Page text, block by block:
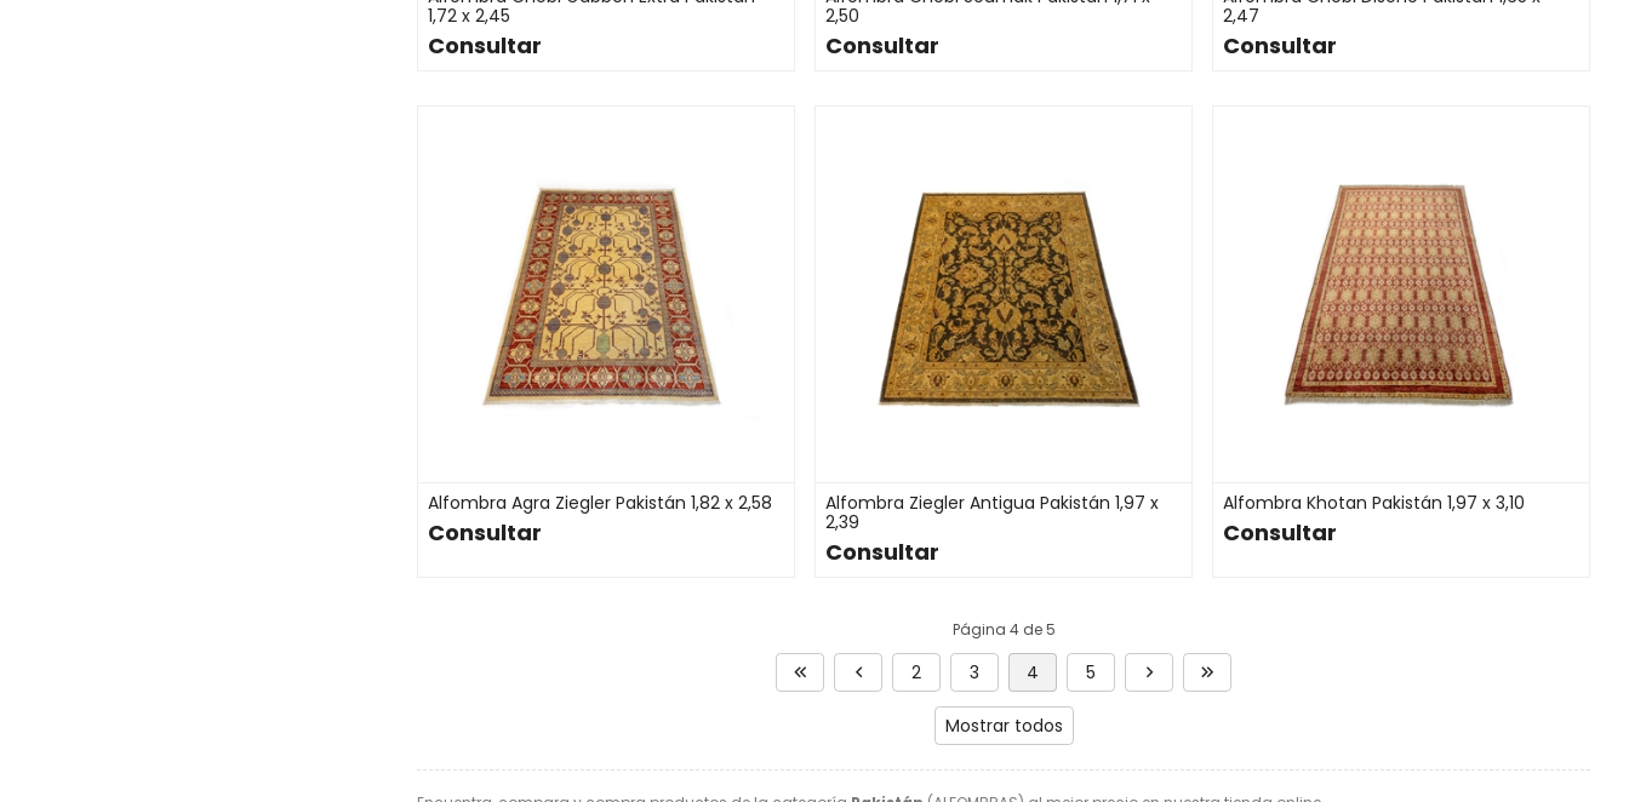
1,72 x 2,45
Consultar
2,50
Consultar
2,47
Consultar
Alfombra Agra Ziegler Pakistán 1,82 x 2,58
Consultar
Alfombra Ziegler Antigua Pakistán 1,97 x
2,39
Consultar
Alfombra Khotan Pakistán 1,97 x 3,10
Consultar
Página 4 de 5
2 3 4 5
Mostrar todos